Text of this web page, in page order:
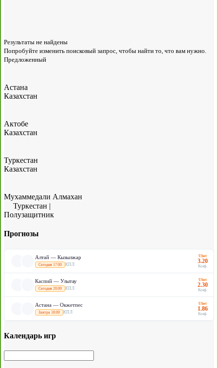
Результаты не найдены
Попробуйте изменить поисковый запрос, чтобы найти то, что вам нужно.
Предложенный
Астана
Казахстан
Актобе
Казахстан
Туркестан
Казахстан
Мухаммедали Алмахан
Туркестан |
Полузащитник
Прогнозы
Алтай — Кызылжар
Сегодня 17:00 КПЛ
Ubet
3.20
Коэф.
Каспий — Улытау
Сегодня 20:00 КПЛ
Ubet
2.30
Коэф.
Астана — Окжетпес
Завтра 18:00 КПЛ
Ubet
1.86
Коэф.
Календарь игр